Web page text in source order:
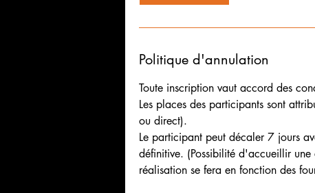
Politique d'annulation
Toute inscription vaut accord des
Les places des participants sont
ou direct).
Le participant peut décaler 7 jours
définitive. (Possibilité d'accueillir
réalisation se fera en fonction des